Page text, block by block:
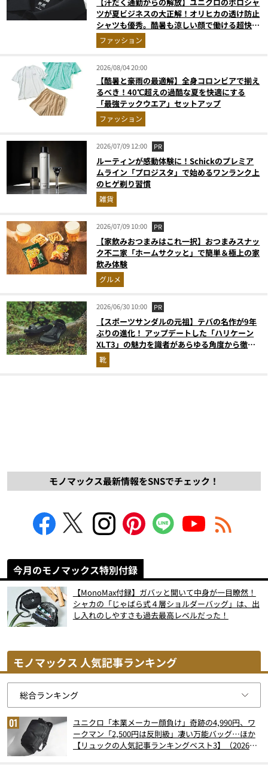
ツが夏ビジネスの大正解！オリヒカの透け防止
シャツも優秀。酷暑も涼しい顔で働ける超快適
ウエアの実力
ファッション
2026/08/04 20:00
【酷暑と豪雨の最適解】全身コロンビアで揃え
るべき！40℃超えの過酷な夏を快適にする
「最強テックウエア」セットアップ
ファッション
2026/07/09 12:00 PR
ルーティンが感動体験に！Schickのプレミア
ムライン「プロジスタ」で始めるワンランク上
のヒゲ剃り習慣
雑貨
2026/07/09 10:00 PR
【家飲みおつまみはこれ一択】おつまみスナッ
ク不二家「ホームサクッと」で簡単＆極上の家
飲み体験
グルメ
2026/06/30 10:00 PR
【スポーツサンダルの元祖】テバの名作が9年
ぶりの進化！ アップデートした「ハリケーン
XLT3」の魅力を識者があらゆる角度から徹底
解説！
靴
モノマックス最新情報をSNSでチェック！
今月のモノマックス特別付録
【MonoMax付録】ガバッと開いて中身が一目瞭然！
シャカの「じゃばら式４層ショルダーバッグ」は、出
し入れのしやすさも過去最高レベルだった！
モノマックス 人気記事ランキング
ユニクロ「本業メーカー顔負け」奇跡の4,990円、ワ
ークマン「2,500円は反則級」凄い万能バッグ…ほか
【リュックの人気記事ランキングベスト3】（2026年